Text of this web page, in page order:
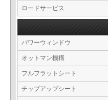
ロードサービス
パワーウィンドウ
オットマン機構
フルフラットシート
チップアップシート